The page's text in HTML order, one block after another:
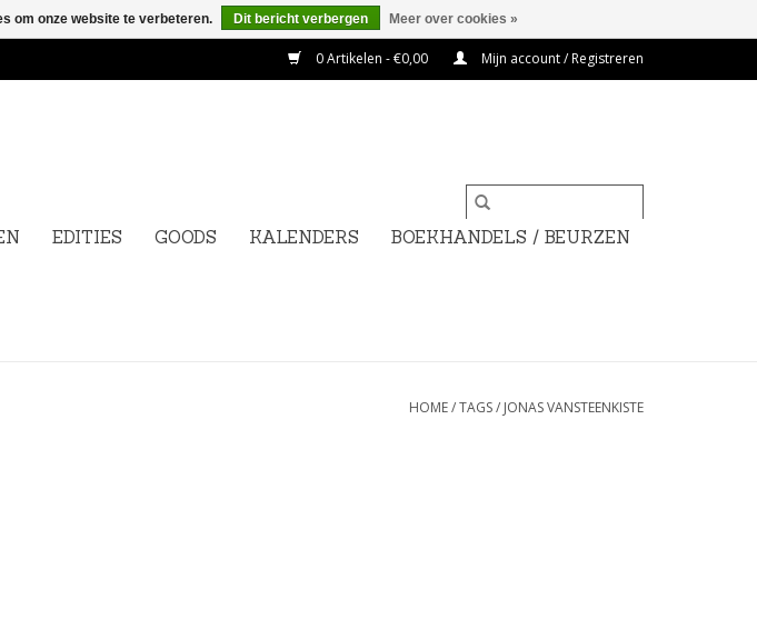
0 Artikelen - €0,00 Mijn account / Registreren
EDITIES GOODS KALENDERS BOEKHANDELS / BEURZEN
HOME/TAGS/ JONAS VANSTEENKISTE
om onze website te verbeteren. Dit bericht verbergen Meer over cookies »